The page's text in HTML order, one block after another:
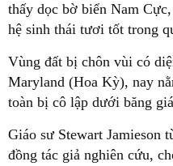
thấy dọc bờ biển Nam
hệ sinh thái tươi tốt trong
Vùng đất bị chôn vùi có
Maryland (Hoa Kỳ), nay
toàn bị cô lập dưới băng
Giáo sư Stewart Jamieson
đồng tác giả nghiên cứu,